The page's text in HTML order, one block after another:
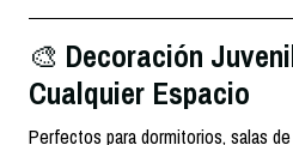
🎨 Decoración
Cualquier Espacio
Perfectos para dormitorios, salas